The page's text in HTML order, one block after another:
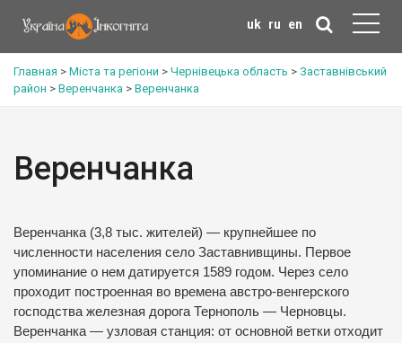
uk ru en
Главная > Міста та регіони > Чернівецька область > Заставнівський
район > Веренчанка > Веренчанка
Веренчанка
Веренчанка (3,8 тыс. жителей) — крупнейшее по
численности населения село Заставнивщины. Первое
упоминание о нем датируется 1589 годом. Через село
проходит построенная во времена австро-венгерского
господства железная дорога Тернополь — Черновцы.
Веренчанка — узловая станция: от основной ветки отходит